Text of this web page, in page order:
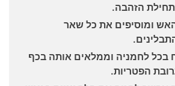
הזהבה.
ומוסיפים את כל שאר
בכל לחמניה וממלאים אותה בכף
הפטריות.